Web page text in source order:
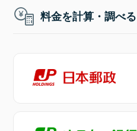
料金を計算・調べる